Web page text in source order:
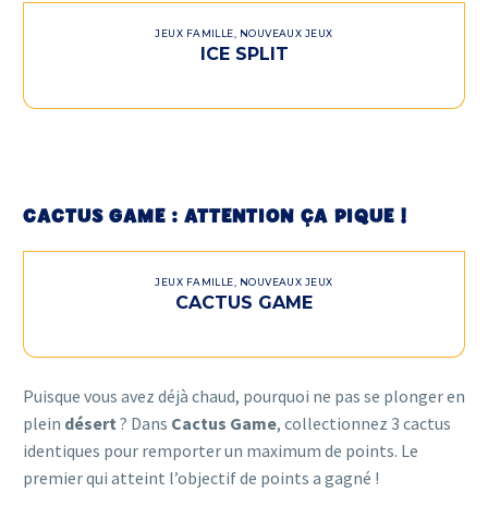
JEUX FAMILLE, NOUVEAUX JEUX
ICE SPLIT
CACTUS GAME : ATTENTION ÇA PIQUE !
JEUX FAMILLE NOUVEAUX JEUX
CACTUS GAME
Puisque vous avez déjà chaud, pourquoi ne pas se plonger en
plein désert ? Dans Cactus Game, collectionnez 3 cactus
identiques pour remporter un maximum de points. Le
premier qui atteint l’objectif de points a gagné !